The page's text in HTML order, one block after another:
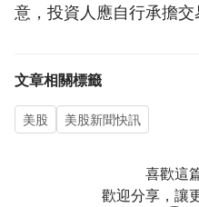
意，投資人應自行承擔交
文章相關標籤
美股 美股新聞快訊
喜歡這
歡迎分享，讓